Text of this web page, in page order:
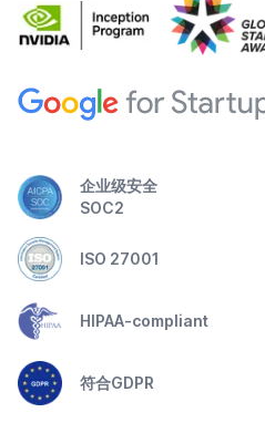
企业级安全
SOC2
ISO 27001
HIPAA-compliant
符合GDPR